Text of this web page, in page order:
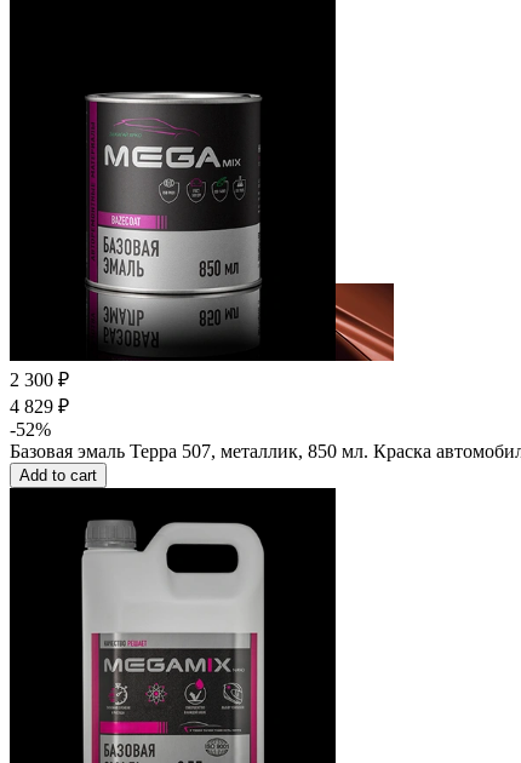
2 300 ₽
4 829 ₽
-52%
Базовая эмаль Терра 507, металлик, 850 мл. Краска
Add to cart